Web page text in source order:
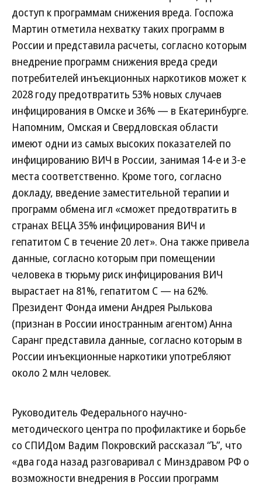
доступ к программам снижения вреда. Госпожа
Мартин отметила нехватку таких программ в
России и представила расчеты, согласно которым
внедрение программ снижения вреда среди
потребителей инъекционных наркотиков может к
2028 году предотвратить 53% новых случаев
инфицирования в Омске и 36% — в Екатеринбурге.
Напомним, Омская и Свердловская области
имеют одни из самых высоких показателей по
инфицированию ВИЧ в России, занимая 14-е и 3-е
места соответственно. Кроме того, согласно
докладу, введение заместительной терапии и
программ обмена игл «сможет предотвратить в
странах ВЕЦА 35% инфицирования ВИЧ и
гепатитом С в течение 20 лет». Она также привела
данные, согласно которым при помещении
человека в тюрьму риск инфицирования ВИЧ
вырастает на 81%, гепатитом С — на 62%.
Президент Фонда имени Андрея Рылькова
(признан в России иностранным агентом) Анна
Саранг представила данные, согласно которым в
России инъекционные наркотики употребляют
около 2 млн человек.
Руководитель Федерального научно-
методического центра по профилактике и борьбе
со СПИДом Вадим Покровский рассказал “Ъ”, что
«два года назад разговаривал с Минздравом РФ о
возможности внедрения в России программ